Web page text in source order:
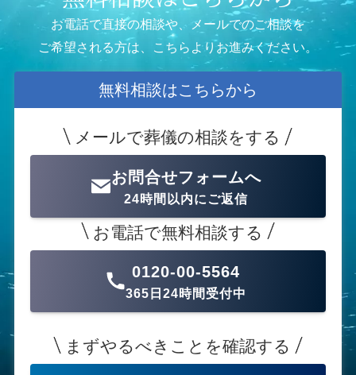
お電話で直接の相談や、メールでのご相談を
ご希望される方は、こちらよりお進みください。
無料相談はこちらから
メールで葬儀の相談をする
お問合せフォームへ
24時間以内にご返信
お電話で無料相談する
0120-00-5564
365日24時間受付中
まずやるべきことを確認する